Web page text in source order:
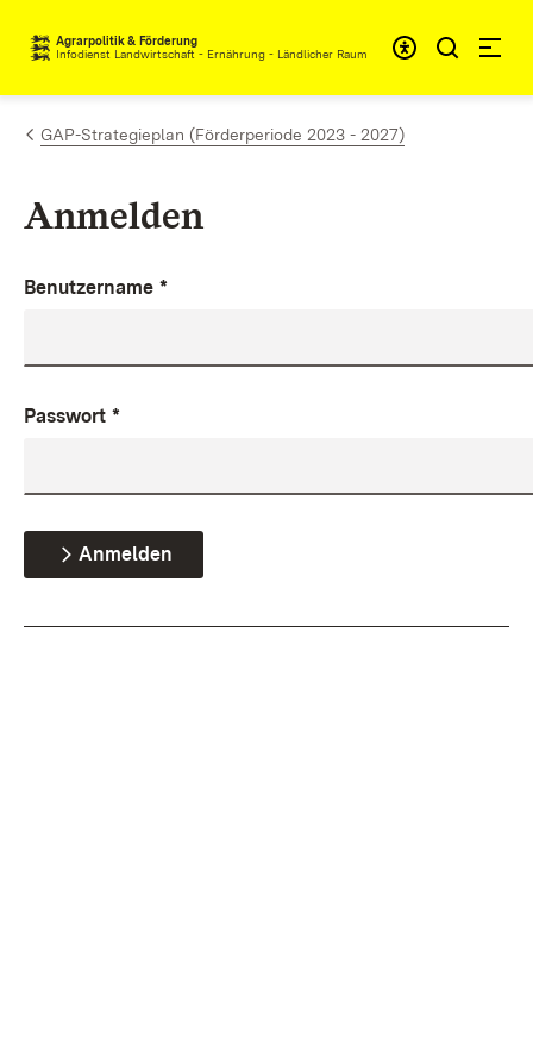
Zum Inhalt springen
Agrarpolitik & Förderung
Infodienst Landwirtschaft - Ernährung - Ländlicher Raum
GAP-Strategieplan (Förderperiode 2023 - 2027)
Anmelden
Benutzername *
Passwort *
Anmelden